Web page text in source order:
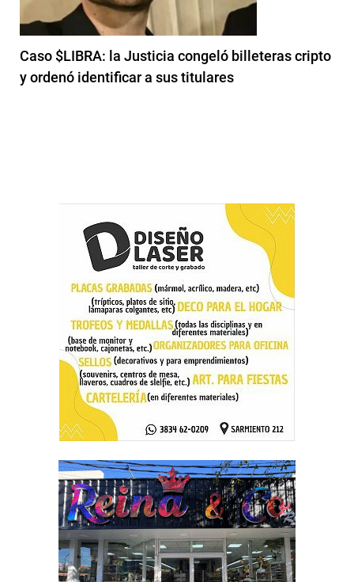
Caso $LIBRA: la Justicia congeló billeteras cripto
y ordenó identificar a sus titulares